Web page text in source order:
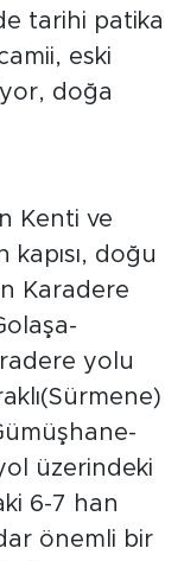
tarihi patika
eski
doğa
Kenti ve
kapısı, doğu
Karadere
yolu
üzerindeki
6-7 han
önemli bir